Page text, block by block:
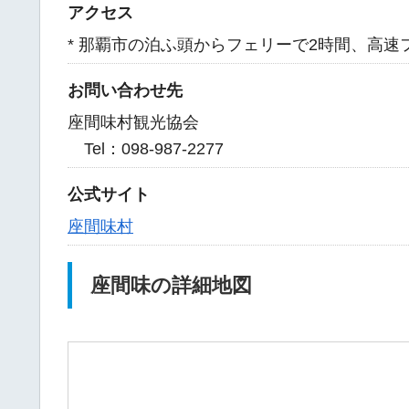
アクセス
* 那覇市の泊ふ頭からフェリーで2時間、高速
お問い合わせ先
座間味村観光協会
Tel：098-987-2277
公式サイト
座間味村
座間味の詳細地図